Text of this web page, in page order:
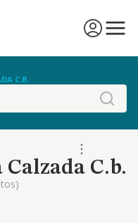
C.B.
Calzada C.b.